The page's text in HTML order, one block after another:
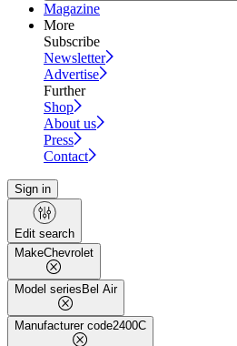
Magazine
More
Subscribe
Newsletter
Advertise
Further
Shop
About us
Press
Contact
Sign in
Edit search
MakeChevrolet
Model series Bel Air
Manufacturer code2400C